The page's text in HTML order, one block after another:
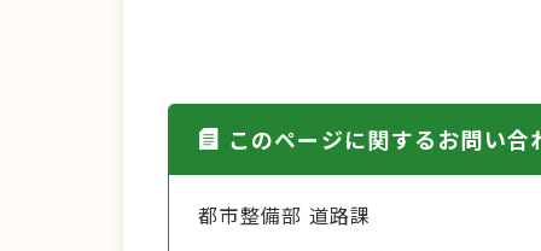
このページに関するお問い合
都市整備部 道路課